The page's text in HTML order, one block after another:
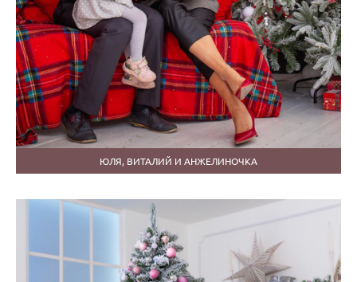
ЮЛЯ, ВИТАЛИЙ И АНЖЕЛИНОЧКА